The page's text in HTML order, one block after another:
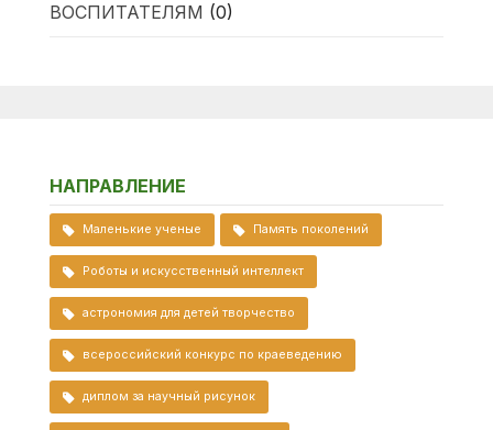
ВОСПИТАТЕЛЯМ (0)
НАПРАВЛЕНИЕ
Маленькие ученые Память поколений
Роботы и искусственный интеллект
астрономия для детей творчество
всероссийский конкурс по краеведению
диплом за научный рисунок